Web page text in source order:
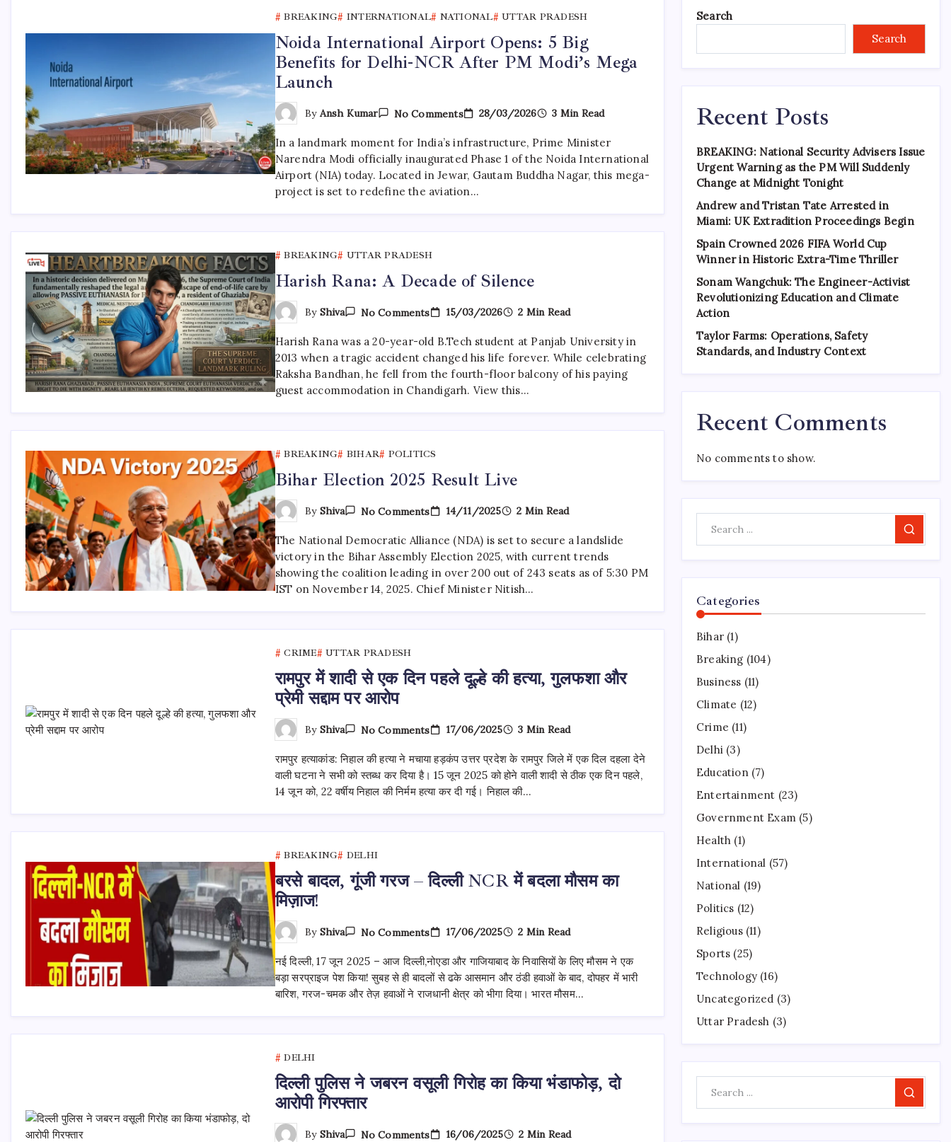
BREAKING INTERNATIONAL NATIONAL UTTAR PRADESH
Noida International Airport Opens: 5 Big
Benefits for Delhi-NCR After PM Modi’s Mega
Launch
By Ansh Kumar No CommentsOn
Noida
Airport
Opens:
Big
Benefits
Launch
28/03/2026 3 Min Read
In a landmark moment for India’s infrastructure, Prime Minister
Narendra Modi officially inaugurated Phase 1 of the Noida International
Airport (NIA) today. Located in Jewar, Gautam Buddha Nagar, this mega-
project is set to redefine the aviation…
BREAKING UTTAR PRADESH
Harish Rana: A Decade of Silence
By Shiva No CommentsOn
Harish
A
Decade
Of
Silence
15/03/2026 2 Min Read
Harish Rana was a 20-year-old B.Tech student at Panjab University in
2013 when a tragic accident changed his life forever. While celebrating
Raksha Bandhan, he fell from the fourth-floor balcony of his paying
guest accommodation in Chandigarh. View this…
BREAKING BIHAR POLITICS
Bihar Election 2025 Result Live
By Shiva No CommentsOn
2025
Result
Live
14/11/2025 2 Min Read
The National Democratic Alliance (NDA) is set to secure a landslide
victory in the Bihar Assembly Election 2025, with current trends
showing the coalition leading in over 200 out of 243 seats as of 5:30 PM
IST on November 14, 2025. Chief Minister Nitish…
CRIME UTTAR PRADESH
रामपुर में शादी से एक दिन पहले दूल्हे की हत्या, गुलफशा और
प्रेमी सद्दाम पर आरोप
By Shiva No CommentsOn
शादी
से
दिन
प्रेमी
सद्दाम
17/06/2025 3 Min Read
रामपुर हत्याकांड: निहाल की हत्या ने मचाया हड़कंप उत्तर प्रदेश के रामपुर जिले में एक दिल दहला देने
वाली घटना ने सभी को स्तब्ध कर दिया है। 15 जून 2025 को होने वाली शादी से ठीक एक दिन पहले,
14 जून को, 22 वर्षीय निहाल की निर्मम हत्या कर दी गई। निहाल की…
BREAKING DELHI
बरसे बादल, गूंजी गरज – दिल्ली NCR में बदला मौसम का
मिज़ाज!
By Shiva No CommentsOn
बादल,
गूंजी
गरज
दिल्ली
17/06/2025 2 Min Read
नई दिल्ली, 17 जून 2025 – आज दिल्ली,नोएडा और गाजियाबाद के निवासियों के लिए मौसम ने एक
बड़ा सरप्राइज पेश किया! सुबह से ही बादलों से ढके आसमान और ठंडी हवाओं के बाद, दोपहर में भारी
बारिश, गरज-चमक और तेज़ हवाओं ने राजधानी क्षेत्र को भीगा दिया। भारत मौसम…
DELHI
दिल्ली पुलिस ने जबरन वसूली गिरोह का किया भंडाफोड़, दो
आरोपी गिरफ्तार
By Shiva No CommentsOn 16/06/2025 2 Min Read
Search
Search
Recent Posts
BREAKING: National Security Advisers Issue
Urgent Warning as the PM Will Suddenly
Change at Midnight Tonight
Andrew and Tristan Tate Arrested in
Miami: UK Extradition Proceedings Begin
Spain Crowned 2026 FIFA World Cup
Winner in Historic Extra-Time Thriller
Sonam Wangchuk: The Engineer-Activist
Revolutionizing Education and Climate
Action
Taylor Farms: Operations, Safety
Standards, and Industry Context
Recent Comments
No comments to show.
Search
Categories
Bihar (1)
Breaking (104)
Business (11)
Climate (12)
Crime (11)
Delhi (3)
Education(7)
Entertainment (23)
Government Exam (5)
Health (1)
International (57)
National (19)
Politics (12)
Religious(11)
Sports (25)
Technology (16)
Uncategorized (3)
Uttar Pradesh (3)
Search